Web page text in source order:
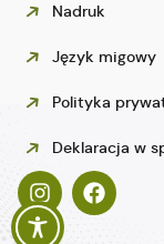
Nadruk
Język migowy
Polityka
Deklaracja w
Français
Italiano